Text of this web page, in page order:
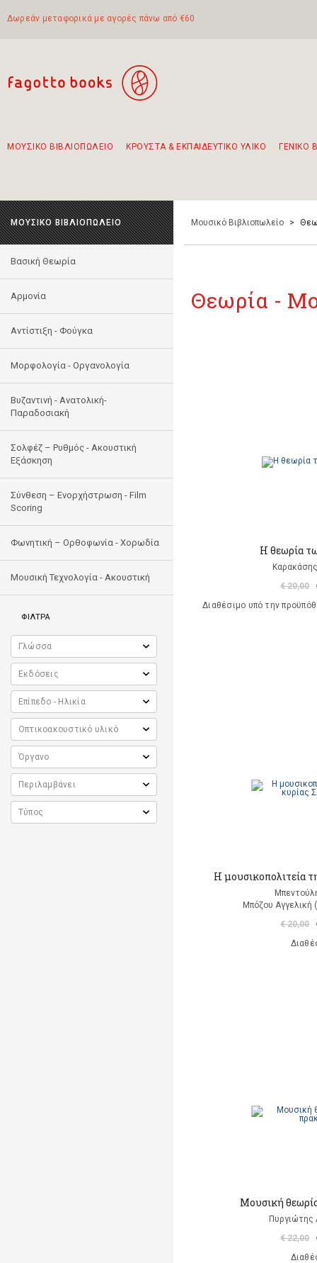
Δωρεάν μεταφορικά με αγορές πάνω από €60
ΜΟΥΣΙΚΟ ΒΙΒΛΙΟΠΩΛΕΙΟ ΚΡΟΥΣΤΑ & ΕΚΠΑΙΔΕΥΤΙΚΟ ΥΛΙΚΟ ΓΕΝΙΚΟ
ΜΟΥΣΙΚΟ ΒΙΒΛΙΟΠΩΛΕΙΟ
Βασική Θεωρία
Αρμονία
Αντίστιξη - Φούγκα
Μορφολογία - Οργανολογία
Bυζαντινή - Ανατολική-
Παραδοσιακή
Σολφέζ – Ρυθμός - Ακουστική
Εξάσκηση
Σύνθεση – Ενορχήστρωση - Film
Scoring
Φωνητική – Ορθοφωνία - Χορωδία
Μουσική Τεχνολογία - Ακουστική
ΦΙΛΤΡΑ
Μουσικό Βιβλιοπωλείο >
Θεωρία -
Η θεωρία
€ 20,00
Διαθέσιμο υπό την
Η μουσικοπολιτεία
Μπόζου Αγγελική
€ 20,00
Μουσική
Πυργιώτης
€ 22,00